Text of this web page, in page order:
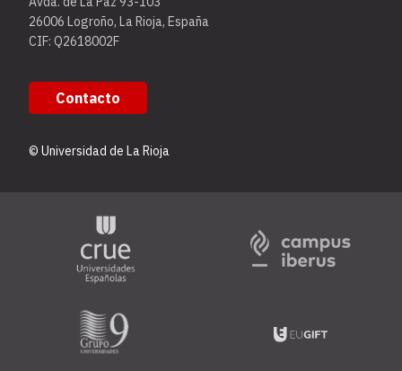
26006 Logroño, La Rioja, España
CIF: Q2618002F
Contacto
© Universidad de La Rioja